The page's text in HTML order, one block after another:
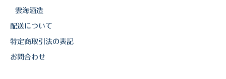
雲海酒造
配送について
特定商取引法の表記
お問合わせ